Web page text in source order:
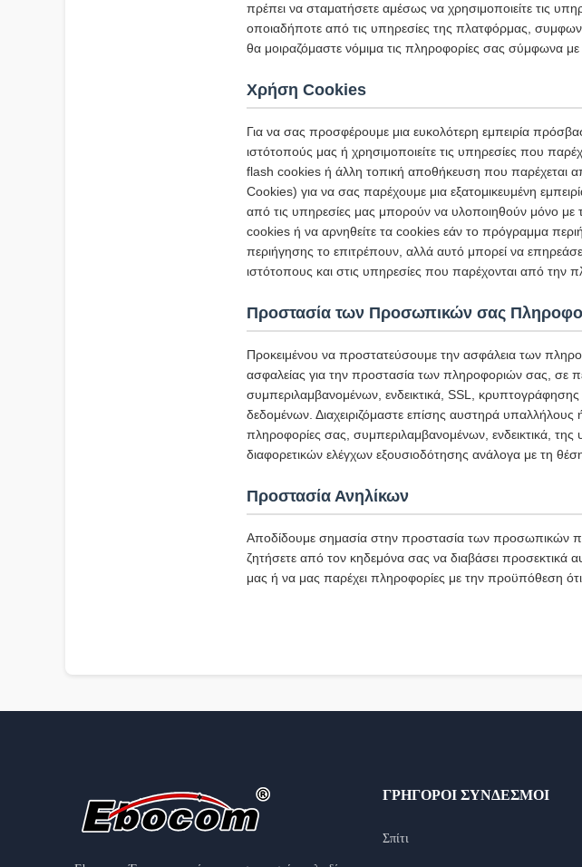
πρέπει να σταματήσετε αμέσως να χρησιμοποιείτε τις
οποιαδήποτε από τις υπηρεσίες της πλατφόρμας,
θα μοιραζόμαστε νόμιμα τις πληροφορίες σας σύμφωνα με
Χρήση Cookies
Για να σας προσφέρουμε μια ευκολότερη εμπειρία
ιστότοπούς μας ή χρησιμοποιείτε τις υπηρεσίες που
flash cookies ή άλλη τοπική αποθήκευση που παρέχεται
Cookies) για να σας παρέχουμε μια εξατομικευμένη
από τις υπηρεσίες μας μπορούν να υλοποιηθούν μόνο
cookies ή να αρνηθείτε τα cookies εάν το πρόγραμμα
περιήγησης το επιτρέπουν, αλλά αυτό μπορεί να
ιστότοπους και στις υπηρεσίες που παρέχονται από την
Προστασία των Προσωπικών σας
Προκειμένου να προστατεύσουμε την ασφάλεια των
ασφαλείας για την προστασία των πληροφοριών σας, σε
συμπεριλαμβανομένων, ενδεικτικά, SSL,
δεδομένων. Διαχειριζόμαστε επίσης αυστηρά υπαλλήλους
πληροφορίες σας, συμπεριλαμβανομένων, ενδεικτικά,
διαφορετικών ελέγχων εξουσιοδότησης ανάλογα με τη
Προστασία Ανηλίκων
Αποδίδουμε σημασία στην προστασία των προσωπικών
ζητήσετε από τον κηδεμόνα σας να διαβάσει προσεκτικά
μας ή να μας παρέχει πληροφορίες με την προϋπόθεση
ΓΡΉΓΟΡΟΙ ΣΎΝΔΕΣΜΟΙ
Σπίτι